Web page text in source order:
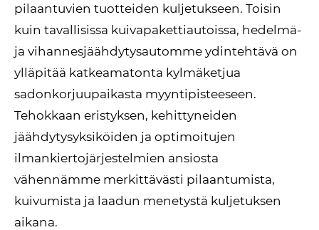
pilaantuvien tuotteiden kuljetukseen. Toisin
kuin tavallisissa kuivapakettiautoissa, hedelmä-
ja vihannesjäähdytysautomme ydintehtävä on
ylläpitää katkeamatonta kylmäketjua
sadonkorjuupaikasta myyntipisteeseen.
Tehokkaan eristyksen, kehittyneiden
jäähdytysyksiköiden ja optimoitujen
ilmankiertojärjestelmien ansiosta
vähennämme merkittävästi pilaantumista,
kuivumista ja laadun menetystä kuljetuksen
aikana.